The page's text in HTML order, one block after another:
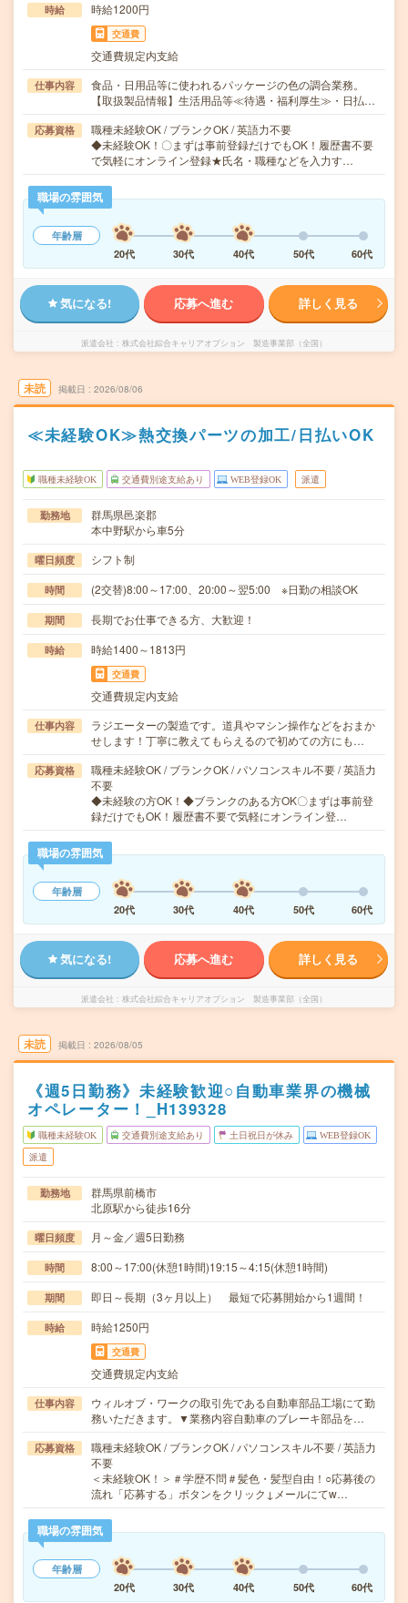
時給 時給1200円
交通費
交通費規定内支給
仕事内容
食品・日用品等に使われるパッケージの色の調合業務。
【取扱製品情報】生活用品等≪待遇・福利厚生≫・日払…
応募資格
職種未経験OK / ブランクOK / 英語力不要
◆未経験OK！〇まずは事前登録だけでもOK！履歴書不要
で気軽にオンライン登録★氏名・職種などを入力す…
職場の雰囲気
年齢層
20代
30代 40代 50代 60代
気になる! 応募へ進む 詳しく見る
派遣会社 株式会社綜合キャリアオプション 製造事業部（全国）
未読 掲載日 2026/08/06
≪未経験OK≫熱交換パーツの加工/日払いOK
職種未経験OK 交通費別途支給あり WEB登録OK 派遣
勤務地
群馬県邑楽郡
本中野駅から車5分
曜日頻度 シフト制
時間 (2交替)8:00～17:00、20:00～翌5:00 ※日勤の相談OK
期間 長期でお仕事できる方、大歓迎！
時給 時給1400～1813円
交通費
交通費規定内支給
仕事内容
ラジエーターの製造です。道具やマシン操作などをおまか
せします！丁寧に教えてもらえるので初めての方にも…
応募資格
職種未経験OK / ブランクOK / パソコンスキル不要 / 英語力
不要
◆未経験の方OK！◆ブランクのある方OK〇まずは事前登
録だけでもOK！履歴書不要で気軽にオンライン登…
職場の雰囲気
年齢層
20代
30代 40代 50代 60代
気になる! 応募へ進む 詳しく見る
派遣会社 株式会社綜合キャリアオプション 製造事業部（全国）
未読 掲載日 2026/08/05
《週5日勤務》未経験歓迎○自動車業界の機械
オペレーター！_H139328
職種未経験OK 交通費別途支給あり 土日祝日が休み WEB登録OK
派遣
勤務地
群馬県前橋市
北原駅から徒歩16分
曜日頻度 月～金／週5日勤務
時間 8:00～17:00(休憩1時間)19:15～4:15(休憩1時間)
期間 即日～長期（3ヶ月以上） 最短で応募開始から1週間！
時給 時給1250円
交通費
交通費規定内支給
仕事内容
ウィルオブ・ワークの取引先である自動車部品工場にて勤
務いただきます。▼業務内容自動車のブレーキ部品を…
応募資格
職種未経験OK / ブランクOK / パソコンスキル不要 / 英語力
不要
＜未経験OK！＞＃学歴不問＃髪色・髪型自由！○応募後の
流れ「応募する」ボタンをクリック↓メールにてw…
職場の雰囲気
年齢層
20代
30代 40代 50代 60代